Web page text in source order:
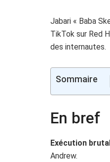
Jabari « Baba
TikTok sur Red
des internautes.
Sommaire
En bref
Exécution
Andrew.